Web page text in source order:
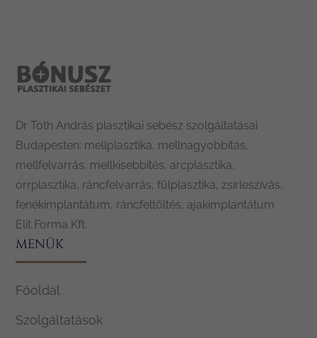
Dr Tóth András plasztikai sebész szolgáltatásai
Budapesten: mellplasztika, mellnagyobbítás,
mellfelvarrás, mellkisebbítés, arcplasztika,
orrplasztika, ráncfelvarrás, fülplasztika, zsírleszívás,
fenékimplantátum, ráncfeltöltés, ajakimplantátum
Elit Forma Kft.
MENÜK
Főoldal
Szolgáltatások